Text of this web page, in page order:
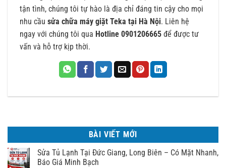
tận tình, chúng tôi tự hào là địa chỉ đáng tin cậy cho mọi
nhu cầu sửa chữa máy giặt Teka tại Hà Nội. Liên hệ
ngay với chúng tôi qua Hotline 0901206665 để được tư
vấn và hỗ trợ kịp thời.
BÀI VIẾT MỚI
Sửa Tủ Lạnh Tại Đức Giang, Long Biên – Có Mặt Nhanh,
Báo Giá Minh Bạch